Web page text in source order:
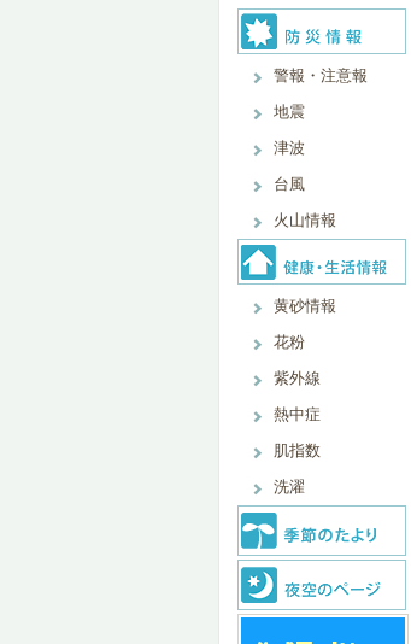
警報・注意報
地震
津波
台風
火山情報
黄砂情報
花粉
紫外線
熱中症
肌指数
洗濯